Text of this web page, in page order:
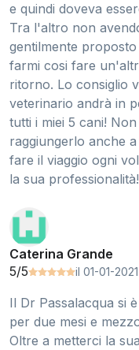
e quindi doveva
Tra l'altro non
gentilmente
farmi cosi fare
ritorno. Lo consiglio
veterinario andrà in
tutti i miei 5 cani!
raggiungerlo anche
fare il viaggio ogni
la sua professionalità!
Caterina Grande
5/5
il 01-01-2021
Il Dr Passalacqua si
per due mesi e
Oltre a metterci la